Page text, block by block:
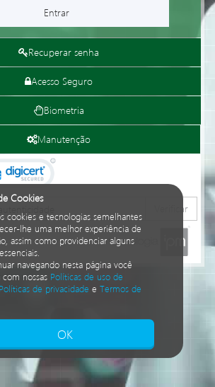
Entrar
Recuperar senha
Acesso Seguro
Biometria
Manutenção
Verificar
Cookies
cookies e tecnologias semelhantes
lhe uma melhor experiência de
assim como providenciar alguns
navegando nesta página você
nossas Políticas de uso de
Políticas de privacidade e Termos de
OK
que diversos recursos
poderão não estar disponíveis.